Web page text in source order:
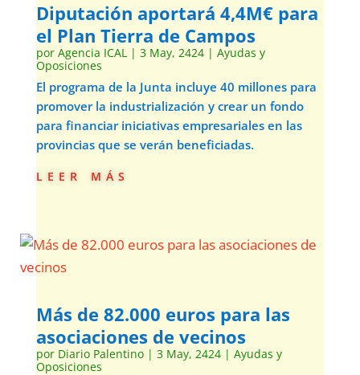
Diputación aportará 4,4M€ para
el Plan Tierra de Campos
por Agencia ICAL| 3 May, 2424| Ayudas y
Oposiciones
El programa de la Junta incluye 40 millones para
promover la industrialización y crear un fondo
para financiar iniciativas empresariales en las
provincias que se verán beneficiadas.
leer más
Más de 82.000 euros para las
asociaciones de vecinos
por Diario Palentino| 3 May, 2424| Ayudas y
Oposiciones